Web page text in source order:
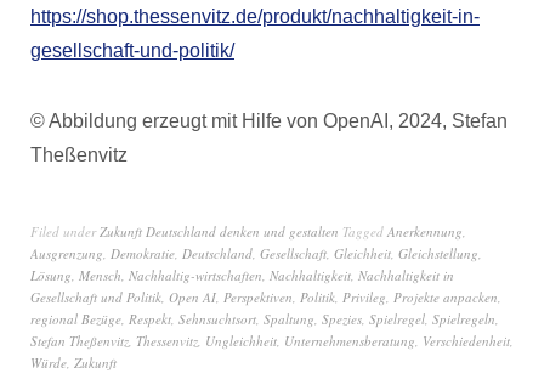
https://shop.thessenvitz.de/produkt/nachhaltigkeit-in-
gesellschaft-und-politik/
© Abbildung erzeugt mit Hilfe von OpenAI, 2024, Stefan
Theßenvitz
Filed underZukunft Deutschland denken und gestalten Tagged Anerkennung,
Ausgrenzung, Demokratie, Deutschland, Gesellschaft, Gleichheit, Gleichstellung,
Lösung, Mensch, Nachhaltig-wirtschaften, Nachhaltigkeit, Nachhaltigkeit in
Gesellschaft und Politik, Open AI, Perspektiven, Politik, Privileg, Projekte anpacken,
regional Bezüge, Respekt, Sehnsuchtsort, Spaltung, Spezies, Spielregel, Spielregeln,
Stefan Theßenvitz, Thessenvitz, Ungleichheit, Unternehmensberatung, Verschiedenheit,
Würde, Zukunft